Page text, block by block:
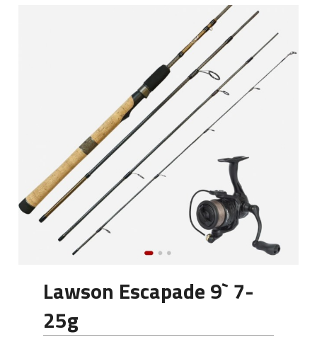
Lawson Escapade 9` 7-
25g